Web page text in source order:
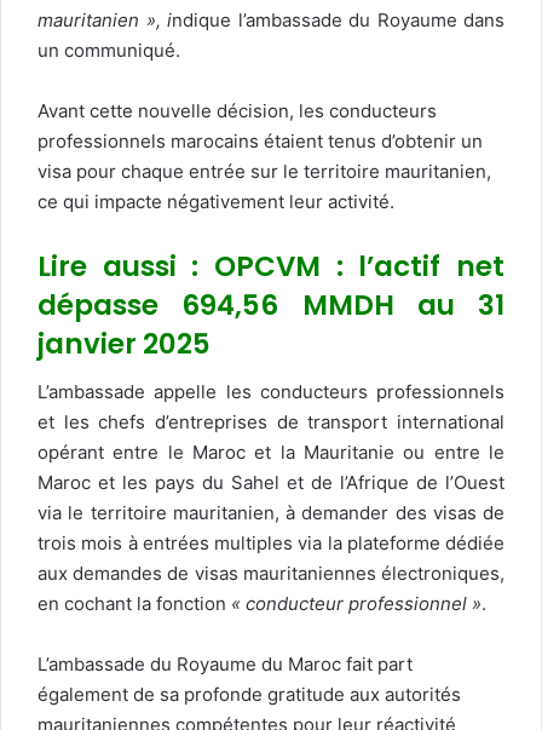
mauritanien », indique l’ambassade du Royaume dans
un communiqué.
Avant cette nouvelle décision, les conducteurs
professionnels marocains étaient tenus d’obtenir un
visa pour chaque entrée sur le territoire mauritanien,
ce qui impacte négativement leur activité.
Lire aussi : OPCVM : l’actif net
dépasse 694,56 MMDH au 31
janvier 2025
L’ambassade appelle les conducteurs professionnels
et les chefs d’entreprises de transport international
opérant entre le Maroc et la Mauritanie ou entre le
Maroc et les pays du Sahel et de l’Afrique de l’Ouest
via le territoire mauritanien, à demander des visas de
trois mois à entrées multiples via la plateforme dédiée
aux demandes de visas mauritaniennes électroniques,
en cochant la fonction « conducteur professionnel ».
L’ambassade du Royaume du Maroc fait part
également de sa profonde gratitude aux autorités
mauritaniennes compétentes pour leur réactivité